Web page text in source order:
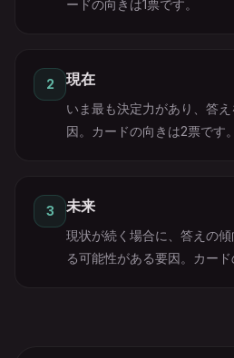
ードの向きは1票です。
2 現在
いま最も決定力があり、答
因。カードの向きは2票です。
3 未来
現状が続く場合に、答えの
る可能性がある要因。カード